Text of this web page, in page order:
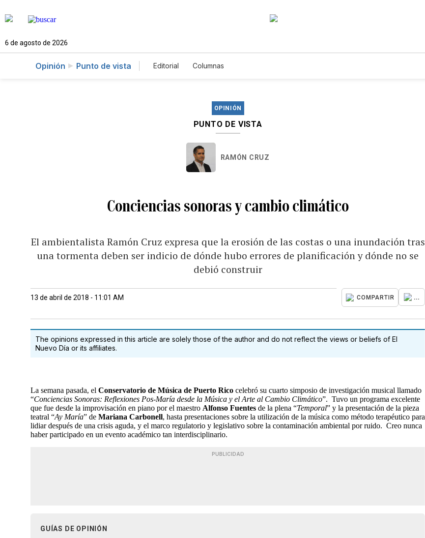
6 de agosto de 2026
Opinión Punto de vista Editorial Columnas
OPINIÓN
PUNTO DE VISTA
RAMÓN CRUZ
Conciencias sonoras y cambio climático
El ambientalista Ramón Cruz expresa que la erosión de las costas o una inundación tras
una tormenta deben ser indicio de dónde hubo errores de planificación y dónde no se
debió construir
13 de abril de 2018 - 11:01 AM COMPARTIR ...
The opinions expressed in this article are solely those of the author and do not reflect the views or beliefs of El
Nuevo Día or its affiliates.
La semana pasada, elConservatorio de Música de Puerto Rico celebró su cuarto simposio de investigación musical llamado
“Conciencias Sonoras: Reflexiones Pos-María desde la Música y el Arte al Cambio Climático”. Tuvo un programa excelente
que fue desde la improvisación en piano por el maestro Alfonso Fuentesde la plena “Temporal” y la presentación de la pieza
teatral “Ay María” deMariana Carbonell, hasta presentaciones sobre la utilización de la música como método terapéutico para
lidiar después de una crisis aguda, y el marco regulatorio y legislativo sobre la contaminación ambiental por ruido. Creo nunca
haber participado en un evento académico tan interdisciplinario.
PUBLICIDAD
GUÍAS DE OPINIÓN